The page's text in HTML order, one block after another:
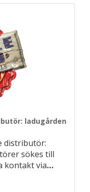
ladugården
distributör:
sökes till
kontakt via…